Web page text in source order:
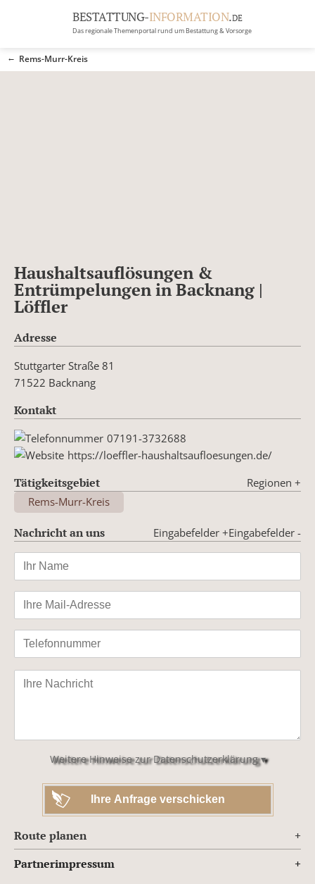
BESTATTUNG-INFORMATION.DE
Das regionale Themenportal rund um Bestattung & Vorsorge
BRANCHEN
Rems-Murr-Kreis
Haushaltsauflösungen &
Entrümpelungen in Backnang |
Löffler
Adresse
Stuttgarter Straße 81
71522 Backnang
Kontakt
07191-3732688
https://loeffler-haushaltsaufloesungen.de/
Tätigkeitsgebiet Regionen +
Rems-Murr-Kreis
Nachricht an uns Eingabefelder -
Eingabefelder +
Bitte
lasse
leer.Weitere Hinweise zur Datenschutzerklärung ▾
Route planen
Partnerimpressum